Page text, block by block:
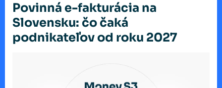
Povinná e-fakturácia na
Slovensku: čo čaká
podnikateľov od roku 2027